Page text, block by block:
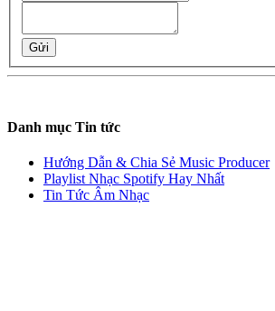
Gửi
Danh mục Tin tức
Hướng Dẫn & Chia Sẻ Music Producer
Playlist Nhạc Spotify Hay Nhất
Tin Tức Âm Nhạc